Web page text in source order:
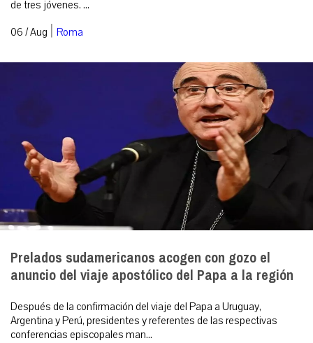
de tres jóvenes. ...
06 / Aug | Roma
Prelados sudamericanos acogen con gozo el
anuncio del viaje apostólico del Papa a la región
Después de la confirmación del viaje del Papa a Uruguay,
Argentina y Perú, presidentes y referentes de las respectivas
conferencias episcopales man...